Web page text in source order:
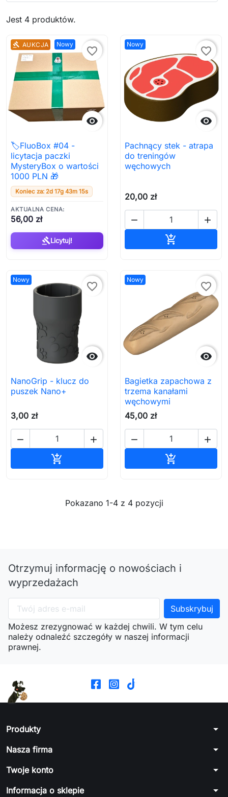
Jest 4 produktów.
gavel AUKCJA Nowy

favorite_border
🏷️FluoBox #04 -
licytacja paczki
MysteryBox o wartości
1000 PLN 🎁
Koniec za: 2d 17g 43m 15s
AKTUALNA CENA:
56,00 zł
gavelLicytuj!
Nowy

favorite_border
Pachnący stek - atrapa
do treningów
węchowych
20,00 zł
 

Nowy

favorite_border
NanoGrip - klucz do
puszek Nano+
3,00 zł
 

Nowy

favorite_border
Bagietka zapachowa z
trzema kanałami
węchowymi
45,00 zł
 

Pokazano 1-4 z 4 pozycji
Otrzymuj informację o nowościach i
wyprzedażach
Możesz zrezygnować w każdej chwili. W tym celu
należy odnaleźć szczegóły w naszej informacji
prawnej.
Produkty arrow_drop_down
Nasza firma arrow_drop_down
Twoje konto arrow_drop_down
Informacja o sklepie arrow_drop_down